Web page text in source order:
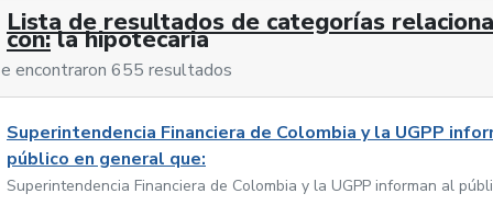
Lista de resultados de categorías
con: la hipotecaria
encontraron 655 resultados
Superintendencia Financiera de Colombia y la UGPP
público en general que:
Superintendencia Financiera de Colombia y la UGPP informan al